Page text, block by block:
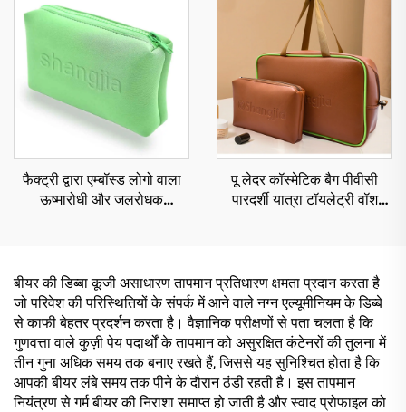
फैक्ट्री द्वारा एम्बॉस्ड लोगो वाला
ऊष्मारोधी और जलरोधक
पू लेदर कॉस्मेटिक बैग पीवीसी
पारदर्शी यात्रा टॉयलेट्री वॉश
बीयर की डिब्बा कूजी असाधारण तापमान प्रतिधारण क्षमता प्रदान करता है
जो परिवेश की परिस्थितियों के संपर्क में आने वाले नग्न एल्यूमीनियम के डिब्बे
से काफी बेहतर प्रदर्शन करता है। वैज्ञानिक परीक्षणों से पता चलता है कि
गुणवत्ता वाले कुज़ी पेय पदार्थों के तापमान को असुरक्षित कंटेनरों की तुलना में
तीन गुना अधिक समय तक बनाए रखते हैं, जिससे यह सुनिश्चित होता है कि
आपकी बीयर लंबे समय तक पीने के दौरान ठंडी रहती है। इस तापमान
नियंत्रण से गर्म बीयर की निराशा समाप्त हो जाती है और स्वाद प्रोफाइल को